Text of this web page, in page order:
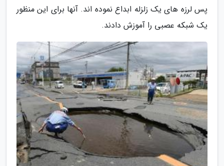
پس لرزه های یک زلزله ابداع نموده اند. آنها برای این منظور
یک شبکه عصبی را آموزش دادند.